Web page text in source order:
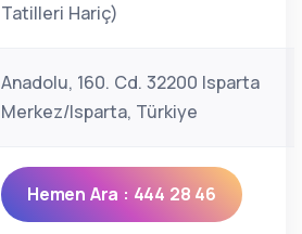
Tatilleri Hariç)
Anadolu, 160. Cd. 32200 Isparta
Merkez/Isparta, Türkiye
Hemen Ara : 444 28 46